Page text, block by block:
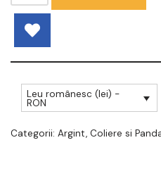
Leu românesc (lei) -
RON
Categorii: Argint, Coliere si